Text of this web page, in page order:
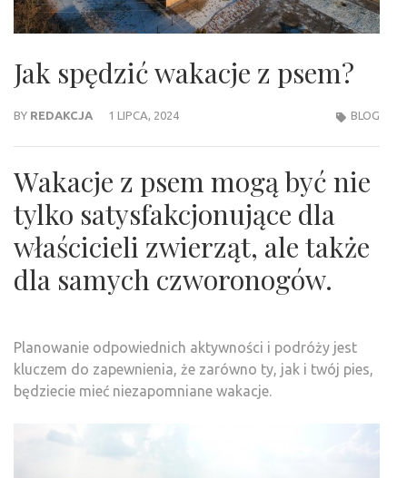
Jak spędzić wakacje z psem?
BY REDAKCJA 1 LIPCA, 2024 BLOG
Wakacje z psem mogą być nie
tylko satysfakcjonujące dla
właścicieli zwierząt, ale także
dla samych czworonogów.
Planowanie odpowiednich aktywności i podróży jest
kluczem do zapewnienia, że zarówno ty, jak i twój pies,
będziecie mieć niezapomniane wakacje.